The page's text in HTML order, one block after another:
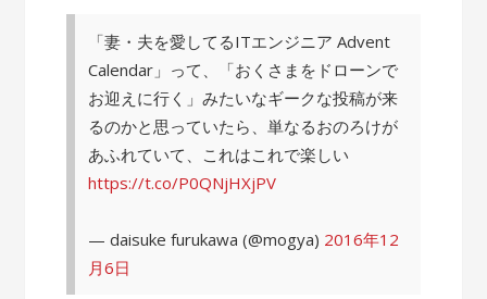
「妻・夫を愛してるITエンジニア Advent
Calendar」って、「おくさまをドローンで
お迎えに行く」みたいなギークな投稿が来
るのかと思っていたら、単なるおのろけが
あふれていて、これはこれで楽しい
https://t.co/P0QNjHXjPV
— daisuke furukawa (@mogya) 2016年12
月6日